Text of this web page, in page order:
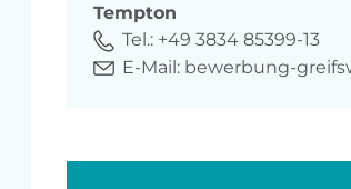
Tempton
Tel.: +49 3834 85399-13
E-Mail: bewerbung-